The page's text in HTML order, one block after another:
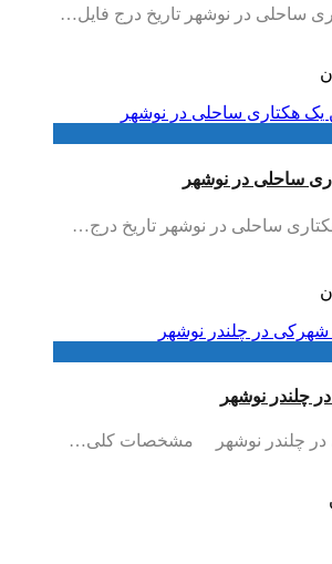
ساحلی در نوشهر
ساحلی در نوشهر تاریخ درج…
چلندر نوشهر
چلندر نوشهر مشخصات کلی…